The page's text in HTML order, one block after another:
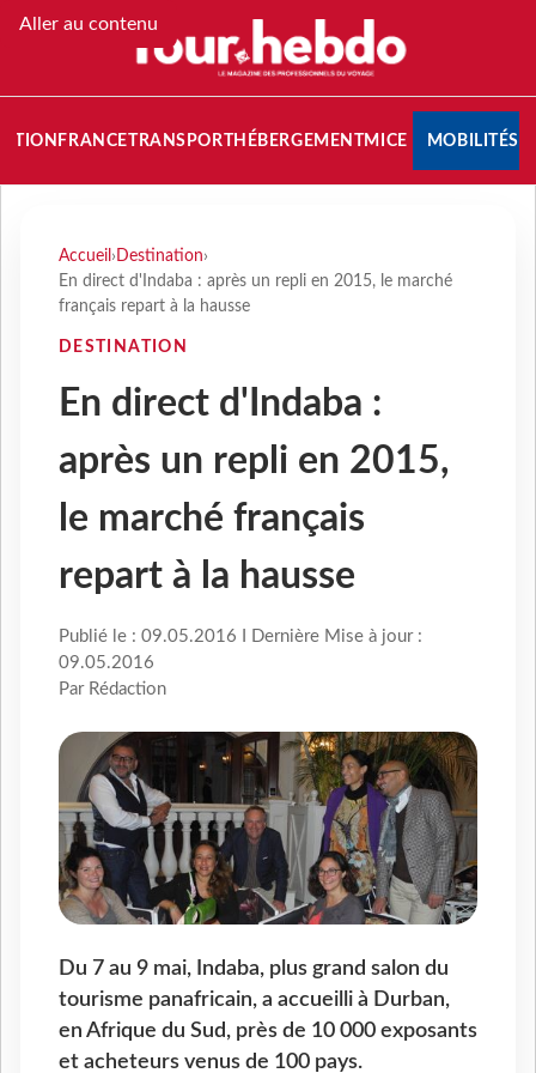
Aller au contenu
FRANCETRANSPORT HÉBERGEMENTMICE MOBILITÉS
Accueil › Destination›
En direct d'Indaba : après un repli en 2015, le marché
français repart à la hausse
DESTINATION
En direct d'Indaba :
après un repli en 2015,
le marché français
repart à la hausse
Publié le : 09.05.2016 I Dernière Mise à jour :
09.05.2016
Par Rédaction
Du 7 au 9 mai, Indaba, plus grand salon du
tourisme panafricain, a accueilli à Durban,
en Afrique du Sud, près de 10 000 exposants
et acheteurs venus de 100 pays.